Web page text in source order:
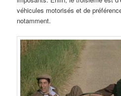
véhicules motorisés et de
notamment.